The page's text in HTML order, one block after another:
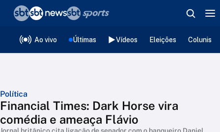
Ao vivo Últimas Vídeos Eleições
Política
Financial Times: Dark Horse vira
comédia e ameaça Flávio
❮voltar
Editorias